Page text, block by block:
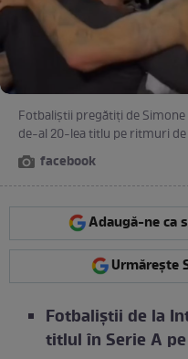
Fotbaliștii pregătiți de
de-al 20-lea titlu pe ritmuri
facebook
Adaugă-ne ca
Urmărește
Fotbaliștii de la
titlul în Serie A